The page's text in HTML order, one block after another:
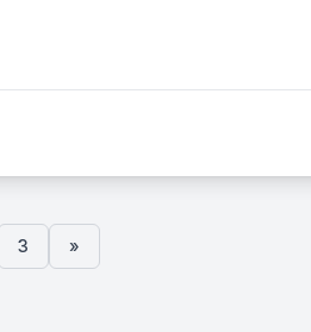
3 »